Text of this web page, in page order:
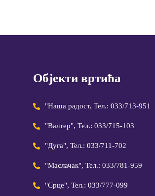
Објекти вртића
"Наша радост, Тел.: 033/713-951
"Валтер", Тел.: 033/715-103
"Дуга", Тел.: 033/711-702
"Маслачак", Тел.: 033/781-959
"Срце", Тел.: 033/777-099